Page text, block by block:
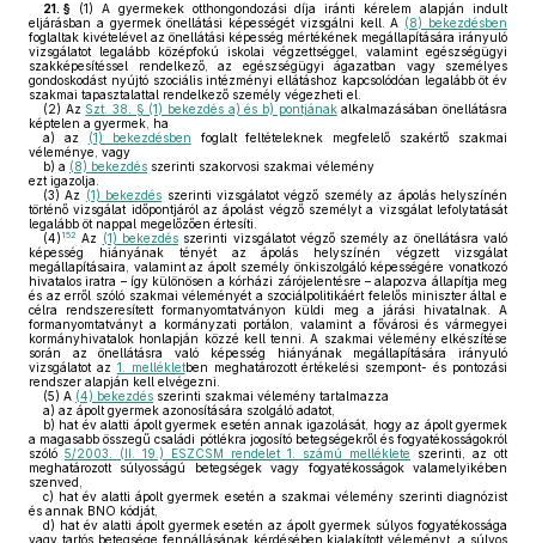
21. § (1) A gyermekek otthongondozási díja iránti kérelem alapján indult
eljárásban a gyermek önellátási képességét vizsgálni kell. A (8) bekezdésben
foglaltak kivételével az önellátási képesség mértékének megállapítására irányuló
vizsgálatot legalább középfokú iskolai végzettséggel, valamint egészségügyi
szakképesítéssel rendelkező, az egészségügyi ágazatban vagy személyes
gondoskodást nyújtó szociális intézményi ellátáshoz kapcsolódóan legalább öt év
szakmai tapasztalattal rendelkező személy végezheti el.
(2) Az Szt. 38. § (1) bekezdés a) és b) pontjánakalkalmazásában önellátásra
képtelen a gyermek, ha
a) az (1) bekezdésben foglalt feltételeknek megfelelő szakértő szakmai
véleménye, vagy
b) a (8) bekezdés szerinti szakorvosi szakmai vélemény
ezt igazolja.
(3) Az (1) bekezdés szerinti vizsgálatot végző személy az ápolás helyszínén
történő vizsgálat időpontjáról az ápolást végző személyt a vizsgálat lefolytatását
legalább öt nappal megelőzően értesíti.
(4) 152 Az (1) bekezdésszerinti vizsgálatot végző személy az önellátásra való
képesség hiányának tényét az ápolás helyszínén végzett vizsgálat
megállapításaira, valamint az ápolt személy önkiszolgáló képességére vonatkozó
hivatalos iratra – így különösen a kórházi zárójelentésre – alapozva állapítja meg
és az erről szóló szakmai véleményét a szociálpolitikáért felelős miniszter által e
célra rendszeresített formanyomtatványon küldi meg a járási hivatalnak. A
formanyomtatványt a kormányzati portálon, valamint a fővárosi és vármegyei
kormányhivatalok honlapján közzé kell tenni. A szakmai vélemény elkészítése
során az önellátásra való képesség hiányának megállapítására irányuló
vizsgálatot az 1. mellékletben meghatározott értékelési szempont- és pontozási
rendszer alapján kell elvégezni.
(5) A (4) bekezdés szerinti szakmai vélemény tartalmazza
a) az ápolt gyermek azonosítására szolgáló adatot,
b) hat év alatti ápolt gyermek esetén annak igazolását, hogy az ápolt gyermek
a magasabb összegű családi pótlékra jogosító betegségekről és fogyatékosságokról
szóló 5/2003. (II. 19.) ESZCSM rendelet 1. számú melléklete szerinti, az ott
meghatározott súlyosságú betegségek vagy fogyatékosságok valamelyikében
szenved,
c) hat év alatti ápolt gyermek esetén a szakmai vélemény szerinti diagnózist
és annak BNO kódját,
d) hat év alatti ápolt gyermek esetén az ápolt gyermek súlyos fogyatékossága
vagy tartós betegsége fennállásának kérdésében kialakított véleményt, a súlyos